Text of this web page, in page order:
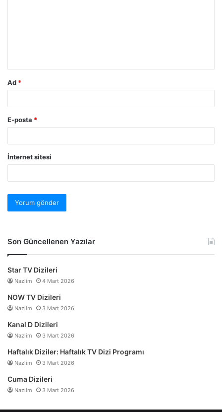
Ad *
E-posta *
İnternet sitesi
Son Güncellenen Yazılar
Star TV Dizileri
Nazlim 4 Mart 2026
NOW TV Dizileri
Nazlim 3 Mart 2026
Kanal D Dizileri
Nazlim 3 Mart 2026
Haftalık Diziler: Haftalık TV Dizi Programı
Nazlim 3 Mart 2026
Cuma Dizileri
Nazlim 3 Mart 2026